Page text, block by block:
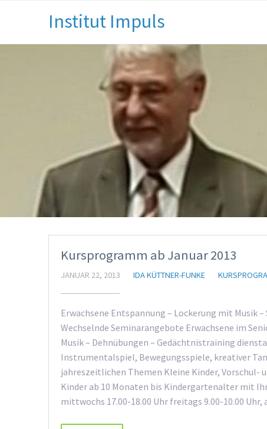
Institut Impuls
Kursprogramm ab Januar 2013
JANUAR 22, 2013 IDA KÜTTNER-FUNKE
Erwachsene Entspannung – Lockerung mit Musik
Wechselnde Seminarangebote Erwachsene im
Musik – Dehnübungen – Gedächtnistraining
Instrumentalspiel, Bewegungsspiele, kreativer
jahreszeitlichen Themen Kleine Kinder, Vorschul-
Kinder ab 10 Monaten bis Kindergartenalter mit
mittwochs 17.00-18.00 Uhr freitags 9.00-10.00